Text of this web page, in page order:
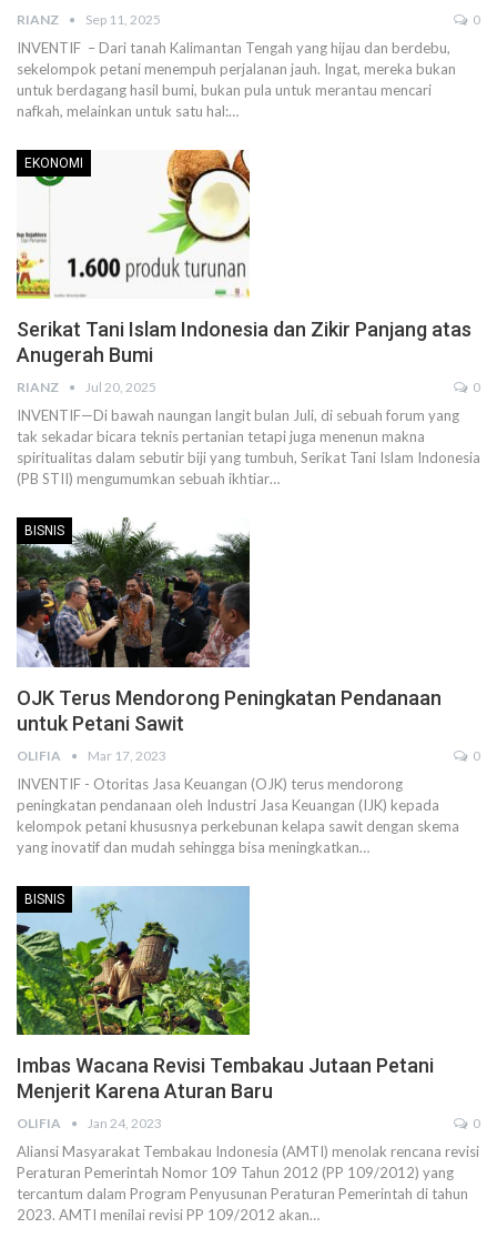
RIANZ Sep 11, 2025 0
INVENTIF – Dari tanah Kalimantan Tengah yang hijau dan berdebu,
sekelompok petani menempuh perjalanan jauh. Ingat, mereka bukan
untuk berdagang hasil bumi, bukan pula untuk merantau mencari
nafkah, melainkan untuk satu hal:…
EKONOMI
Serikat Tani Islam Indonesia dan Zikir Panjang atas
Anugerah Bumi
RIANZ Jul 20, 2025 0
INVENTIF—Di bawah naungan langit bulan Juli, di sebuah forum yang
tak sekadar bicara teknis pertanian tetapi juga menenun makna
spiritualitas dalam sebutir biji yang tumbuh, Serikat Tani Islam Indonesia
(PB STII) mengumumkan sebuah ikhtiar…
BISNIS
OJK Terus Mendorong Peningkatan Pendanaan
untuk Petani Sawit
OLIFIA Mar 17, 2023 0
INVENTIF - Otoritas Jasa Keuangan (OJK) terus mendorong
peningkatan pendanaan oleh Industri Jasa Keuangan (IJK) kepada
kelompok petani khususnya perkebunan kelapa sawit dengan skema
yang inovatif dan mudah sehingga bisa meningkatkan…
BISNIS
Imbas Wacana Revisi Tembakau Jutaan Petani
Menjerit Karena Aturan Baru
OLIFIA Jan 24, 2023 0
Aliansi Masyarakat Tembakau Indonesia (AMTI) menolak rencana revisi
Peraturan Pemerintah Nomor 109 Tahun 2012 (PP 109/2012) yang
tercantum dalam Program Penyusunan Peraturan Pemerintah di tahun
2023. AMTI menilai revisi PP 109/2012 akan…